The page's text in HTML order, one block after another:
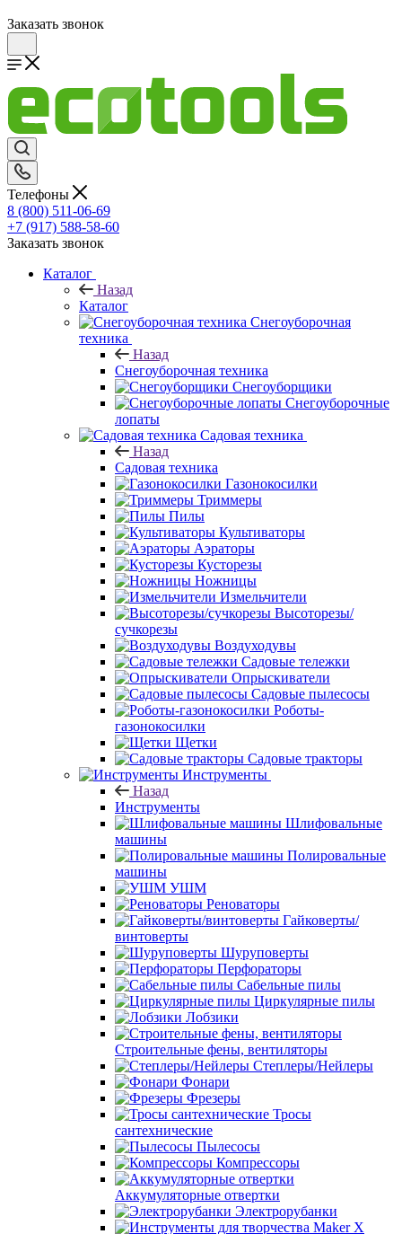
Заказать звонок
Телефоны
8 (800) 511-06-69
+7 (917) 588-58-60
Заказать звонок
Каталог
Назад
Каталог
Снегоуборочная
техника
Назад
Снегоуборочная техника
Снегоуборщики
Снегоуборочные
лопаты
Садовая техника
Назад
Садовая техника
Газонокосилки
Триммеры
Пилы
Культиваторы
Аэраторы
Кусторезы
Ножницы
Измельчители
Высоторезы/
сучкорезы
Воздуходувы
Садовые тележки
Опрыскиватели
Садовые пылесосы
Роботы-
газонокосилки
Щетки
Садовые тракторы
Инструменты
Назад
Инструменты
Шлифовальные
машины
Полировальные
машины
УШМ
Реноваторы
Гайковерты/
винтоверты
Шуруповерты
Перфораторы
Сабельные пилы
Циркулярные пилы
Лобзики
Строительные фены, вентиляторы
Степлеры/Нейлеры
Фонари
Фрезеры
Тросы
сантехнические
Пылесосы
Компрессоры
Аккумуляторные отвертки
Электрорубанки